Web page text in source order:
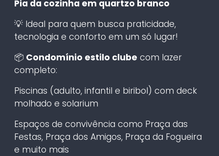
Pia da cozinha em quartzo branco
💡 Ideal para quem busca praticidade,
tecnologia e conforto em um só lugar!
📦 Condomínio estilo clube com lazer
completo:
Piscinas (adulto, infantil e biribol) com deck
molhado e solarium
Espaços de convivência como Praça das
Festas, Praça dos Amigos, Praça da Fogueira
e muito mais